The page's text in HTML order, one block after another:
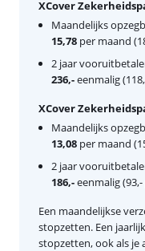
XCover
Maandelijks
15,78 per maand
2 jaar
236,-eenmalig
XCover
Maandelijks
13,08 per maand
2 jaar
186,-eenmalig
Een maandelijkse
stopzetten. Een
stopzetten, ook als je